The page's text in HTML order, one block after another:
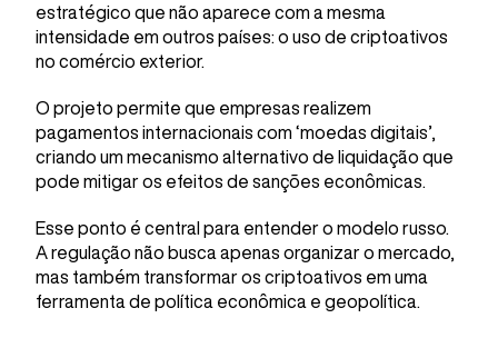
estratégico que não aparece com a mesma
intensidade em outros países: o uso de criptoativos
no comércio exterior.
O projeto permite que empresas realizem
pagamentos internacionais com ‘moedas digitais’,
criando um mecanismo alternativo de liquidação que
pode mitigar os efeitos de sanções econômicas.
Esse ponto é central para entender o modelo russo.
A regulação não busca apenas organizar o mercado,
mas também transformar os criptoativos em uma
ferramenta de política econômica e geopolítica.